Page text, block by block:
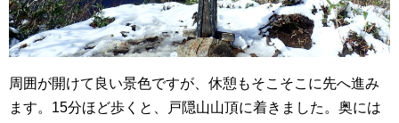
周囲が開けて良い景色ですが、休憩もそこそこに先へ進み
ます。15分ほど歩くと、戸隠山山頂に着きました。奥には